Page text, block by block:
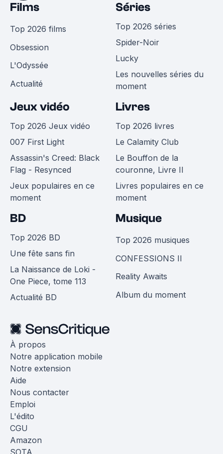
Films
Top 2026 films
Obsession
L'Odyssée
Actualité
Séries
Top 2026 séries
Spider-Noir
Lucky
Les nouvelles séries du
moment
Jeux vidéo
Top 2026 Jeux vidéo
007 First Light
Assassin's Creed: Black
Flag - Resynced
Jeux populaires en ce
moment
Livres
Top 2026 livres
Le Calamity Club
Le Bouffon de la
couronne, Livre II
Livres populaires en ce
moment
BD
Top 2026 BD
Une fête sans fin
La Naissance de Loki -
One Piece, tome 113
Actualité BD
Musique
Top 2026 musiques
CONFESSIONS II
Reality Awaits
Album du moment
À propos
Notre application mobile
Notre extension
Aide
Nous contacter
Emploi
L'édito
CGU
Amazon
SOTA